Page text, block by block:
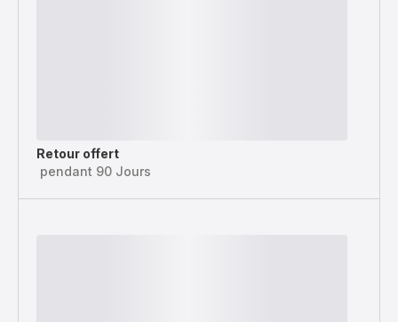
Retour offert
pendant 90 Jours